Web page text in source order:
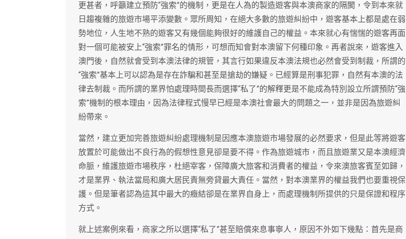
更甚者，呼籲建立預防“強索”的機制，更是在人為的製造遊客與本澳商家的隔閡，令到本來就
日趨複雜的旅遊市場平添變數。眾所周知，在絕大多數的旅遊糾紛中，遊客基本上都是處在弱
勢地位，人生地不熟的遊客又有幾個能夠很好的維護自己的權益。本來就心有惴惴的遊客再面
對一個可能被安上“強索”罪名的情形，可想而知會對本澳留下何種印象。再者說來，遊客進入
澳門後，自然就會受到本澳法律的規管，其言行如果違反本澳法規也必然會受到制裁，所謂的
“強索”基本上可以認為是存在詐騙和甚至是搶劫的嫌疑。已經算是刑事犯罪，自然有本澳的法
律去制裁。而所謂的業界怕處理時間長而選擇“私了”的解釋更是不能成為特別設立所謂預防“強
索”機制的根本理由，因為法律程式慢早已經是本澳社會最大的問題之一，並非是因為旅遊糾
紛帶來。
當然，建立更加完善旅遊糾紛處理機制是因應本澳旅遊市場發展的必然要求，但是此等將遊客
放置於可能做出不良行為的假想性意見卻是要不得。作為旅遊城市，而且旅遊業又是本澳經濟
命脈，維護旅遊市場秩序，杜絕宰客，保障廣大旅客和消費者的權益，令來澳旅客賓至如歸，
才是業界、執法當局和廣大居民責無旁貸最大責任。當然，對本澳業界的權益我們也要重視保
護。但是筆者認為這其中最大的癥結卻是在業界自身上，而處理機制所提供的只是保證和程序
方式。
就上述案例來看，商家之所以選擇“私了”甚至賠償來息事寧人，原因不外如下幾點：首先是商